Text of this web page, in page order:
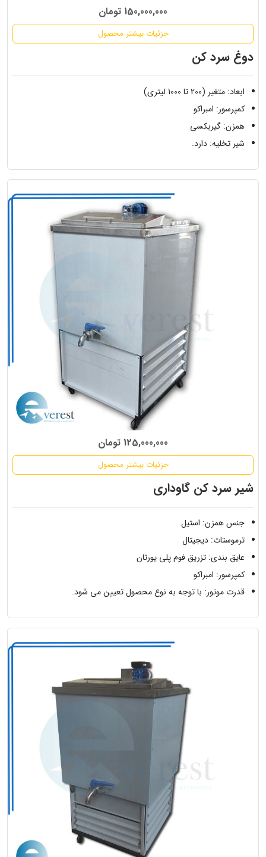
150,000,000 تومان
جزئیات بیشتر محصول
دوغ سرد کن
ابعاد: متغیر (200 تا 1000 لیتری)
کمپرسور: امبراکو
همزن: گیربکسی
شیر تخلیه: دارد.
125,000,000 تومان
جزئیات بیشتر محصول
شیر سرد کن گاوداری
جنس همزن: استیل
ترموستات: دیجیتال
عایق بندی: تزریق فوم پلی یورتان
کمپرسور: امبراکو
قدرت موتور: با توجه به نوع محصول تعیین می شود.